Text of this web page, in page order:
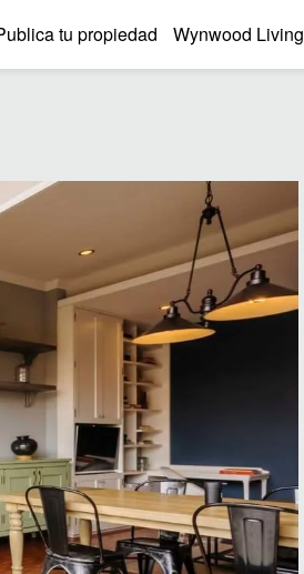
tu propiedad Wynwood Living